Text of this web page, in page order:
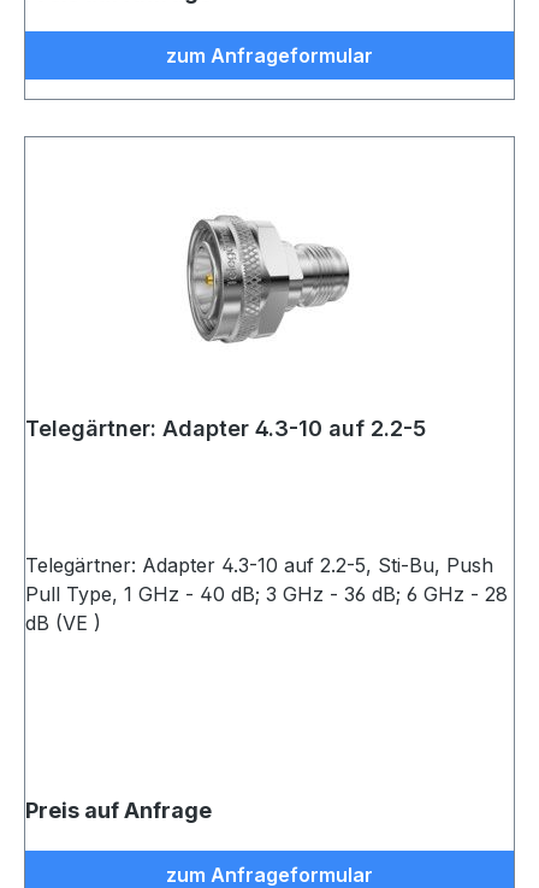
zum Anfrageformular
Telegärtner: Adapter 4.3-10 auf 2.2-5
Telegärtner: Adapter 4.3-10 auf 2.2-5, Sti-Bu, Push
Pull Type, 1 GHz - 40 dB; 3 GHz - 36 dB; 6 GHz - 28
dB (VE )
Preis auf Anfrage
zum Anfrageformular